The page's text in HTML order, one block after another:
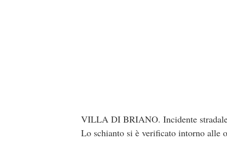
VILLA DI BRIANO. Incidente
Lo schianto si è verificato intorno alle